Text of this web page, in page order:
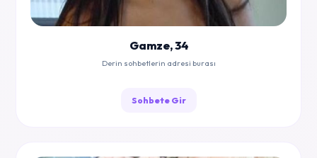
Gamze, 34
Derin sohbetlerin adresi burası
Sohbete Gir